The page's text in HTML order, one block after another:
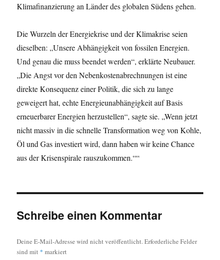
Klimafinanzierung an Länder des globalen Südens gehen.
Die Wurzeln der Energiekrise und der Klimakrise seien
dieselben: „Unsere Abhängigkeit von fossilen Energien.
Und genau die muss beendet werden“, erklärte Neubauer.
„Die Angst vor den Nebenkostenabrechnungen ist eine
direkte Konsequenz einer Politik, die sich zu lange
geweigert hat, echte Energieunabhängigkeit auf Basis
erneuerbarer Energien herzustellen“, sagte sie. „Wenn jetzt
nicht massiv in die schnelle Transformation weg von Kohle,
Öl und Gas investiert wird, dann haben wir keine Chance
aus der Krisenspirale rauszukommen.““
Schreibe einen Kommentar
Deine E-Mail-Adresse wird nicht veröffentlicht.Erforderliche Felder
sind mit * markiert